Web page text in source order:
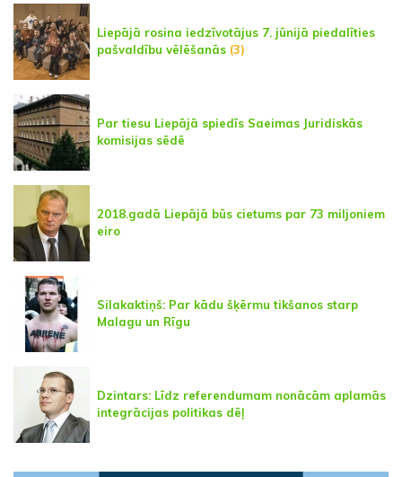
Liepājā rosina iedzīvotājus 7. jūnijā piedalīties
pašvaldību vēlēšanās (3)
Par tiesu Liepājā spiedīs Saeimas Juridiskās
komisijas sēdē
2018.gadā Liepājā būs cietums par 73 miljoniem
eiro
Silakaktiņš: Par kādu šķērmu tikšanos starp
Malagu un Rīgu
Dzintars: Līdz referendumam nonācām aplamās
integrācijas politikas dēļ